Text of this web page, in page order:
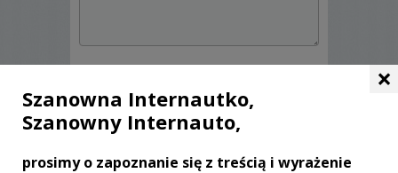
prywatności
Klauzula informacyjna
×
Szanowna Internautko,
Szanowny Internauto,
prosimy o zapoznanie się z treścią i wyrażenie